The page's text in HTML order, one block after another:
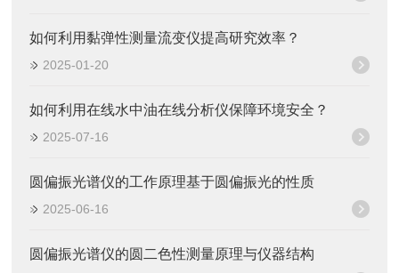
如何利用黏弹性测量流变仪提高研究效率？
2025-01-20
如何利用在线水中油在线分析仪保障环境安全？
2025-07-16
圆偏振光谱仪的工作原理基于圆偏振光的性质
2025-06-16
圆偏振光谱仪的圆二色性测量原理与仪器结构